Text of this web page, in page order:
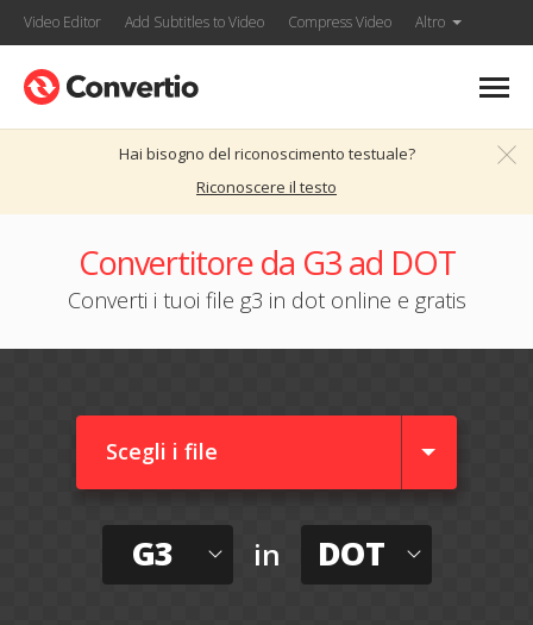
Video Editor Add Subtitles to Video Compress Video Altro
Hai bisogno del riconoscimento testuale?
Riconoscere il testo
Convertitore da G3 ad DOT
Converti i tuoi file g3 in dot online e gratis
Scegli i file
G3 in DOT